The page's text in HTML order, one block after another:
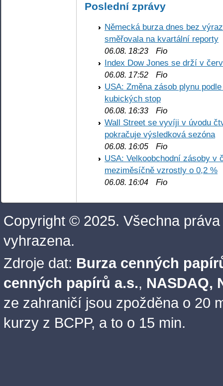
Poslední zprávy
Německá burza dnes bez
směřovala na kvartální reporty
06.08. 18:23 Fio
Index Dow Jones se drží v
06.08. 17:52 Fio
USA: Změna zásob plynu
kubických stop
06.08. 16:33 Fio
Wall Street se vyvíji v úvodu
pokračuje výsledková sezóna
06.08. 16:05 Fio
USA: Velkoobchodní zásoby v
meziměsíčně vzrostly o 0,2 %
06.08. 16:04 Fio
Copyright © 2025. Všechna práva
vyhrazena.
Zdroje dat: Burza cenných
cenných papírů a.s., NASDAQ,
ze zahraničí jsou zpožděna o 20
kurzy z BCPP, a to o 15 min.